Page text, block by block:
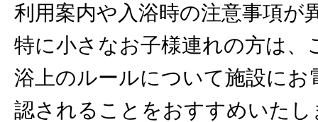
利用案内や入浴時の注意事項が
特に小さなお子様連れの方は、
浴上のルールについて施設にお
認されることをおすすめいたし